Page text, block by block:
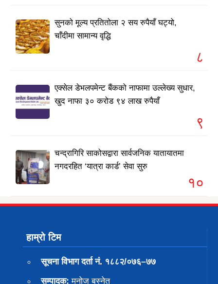
सुनको मूल्य प्रतितोला २ सय रुपैयाँ घट्यो,
चाँदीमा सामान्य वृद्धि
८
एक्सेल डेभलपमेन्ट बैंकको नाफामा उल्लेख्य सुधार,
खुद नाफा ३० करोड ९४ लाख रुपैयाँ
९
चन्द्रागिरि साकोसद्वारा सार्वजनिक यातायातमा
नगदरहित ‘यात्रा कार्ड’ सेवा सुरु
१०
हाम्रो टिम
सूचना विभाग दर्ता नं. १८८२/०७६–७७
सम्पादक: मनोज बस्नेत